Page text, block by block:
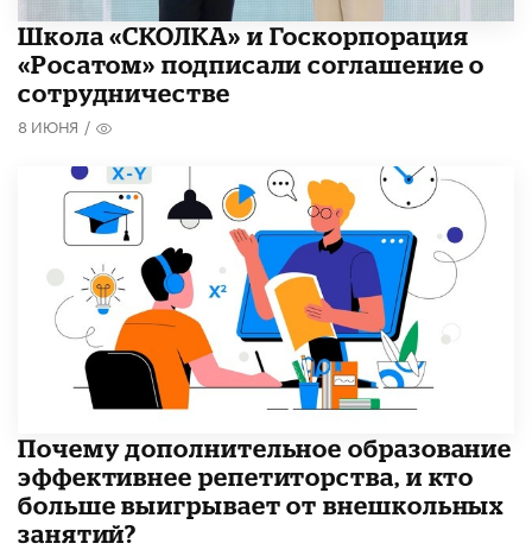
Школа «СКОЛКА» и Госкорпорация
«Росатом» подписали соглашение о
сотрудничестве
8 ИЮНЯ /
​Почему дополнительное образование
эффективнее репетиторства, и кто
больше выигрывает от внешкольных
занятий?